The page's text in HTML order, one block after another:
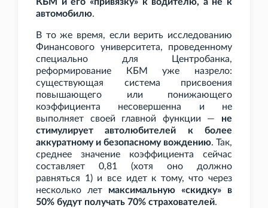
автомобилю.
В то же время, если верить исследованию
Финансового университета, проведенному
специально для Центробанка,
реформирование КБМ уже назрело:
существующая система присвоения
повышающего или понижающего
коэффициента несовершенна и не
выполняет своей главной функции — не
стимулирует автолюбителей к более
аккуратному и безопасному вождению. Так,
среднее значение коэффициента сейчас
составляет 0,81 (хотя оно должно
равняться 1) и все идет к тому, что через
несколько лет максимальную «скидку» в
50% будут получать 70% страхователей.